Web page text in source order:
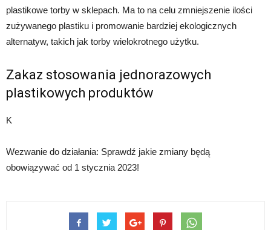
plastikowe torby w sklepach. Ma to na celu zmniejszenie ilości
zużywanego plastiku i promowanie bardziej ekologicznych
alternatyw, takich jak torby wielokrotnego użytku.
Zakaz stosowania jednorazowych
plastikowych produktów
K
Wezwanie do działania: Sprawdź jakie zmiany będą
obowiązywać od 1 stycznia 2023!